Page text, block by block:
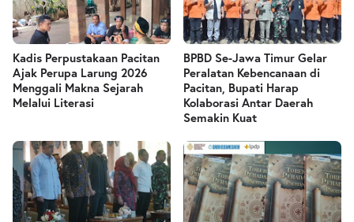
Kadis Perpustakaan Pacitan
Ajak Perupa Larung 2026
Menggali Makna Sejarah
Melalui Literasi
BPBD Se-Jawa Timur Gelar
Peralatan Kebencanaan di
Pacitan, Bupati Harap
Kolaborasi Antar Daerah
Semakin Kuat